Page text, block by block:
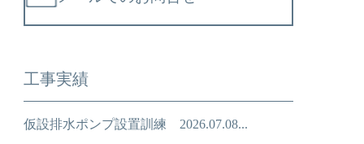
工事実績
仮設排水ポンプ設置訓練 2026.07.08...